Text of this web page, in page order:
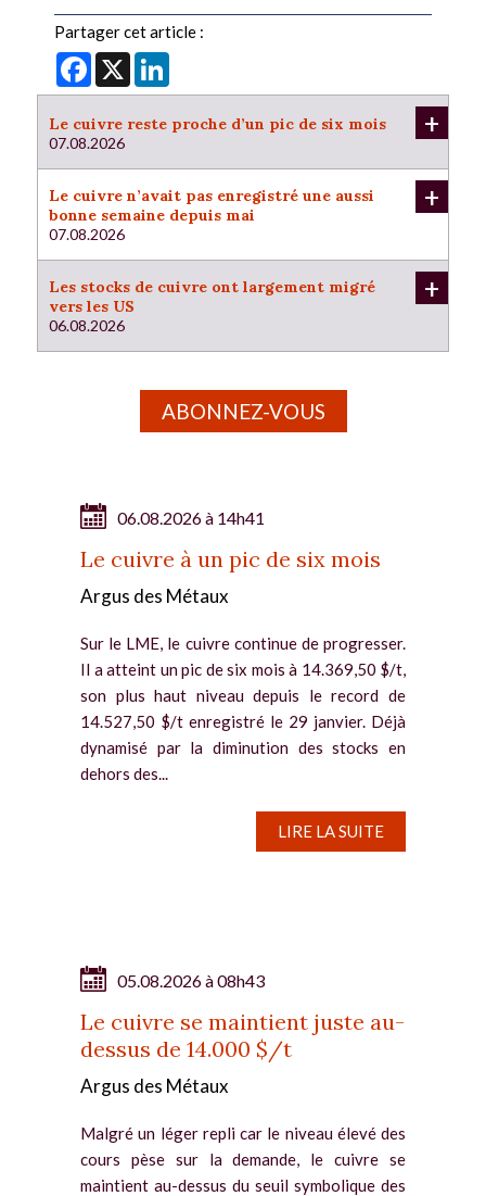
Partager cet article :
Facebook
X
Le cuivre reste proche d’un pic de six mois
07.08.2026
+
Le cuivre n’avait pas enregistré une aussi
bonne semaine depuis mai
07.08.2026
+
Les stocks de cuivre ont largement migré
vers les US
06.08.2026
+
ABONNEZ-VOUS
06.08.2026 à 14h41
Le cuivre à un pic de six mois
Argus des Métaux
Sur le LME, le cuivre continue de progresser.
Il a atteint un pic de six mois à 14.369,50 $/t,
son plus haut niveau depuis le record de
14.527,50 $/t enregistré le 29 janvier. Déjà
dynamisé par la diminution des stocks en
dehors des...
LIRE LA SUITE
05.08.2026 à 08h43
Le cuivre se maintient juste au-
dessus de 14.000 $/t
Argus des Métaux
Malgré un léger repli car le niveau élevé des
cours pèse sur la demande, le cuivre se
maintient au-dessus du seuil symbolique des